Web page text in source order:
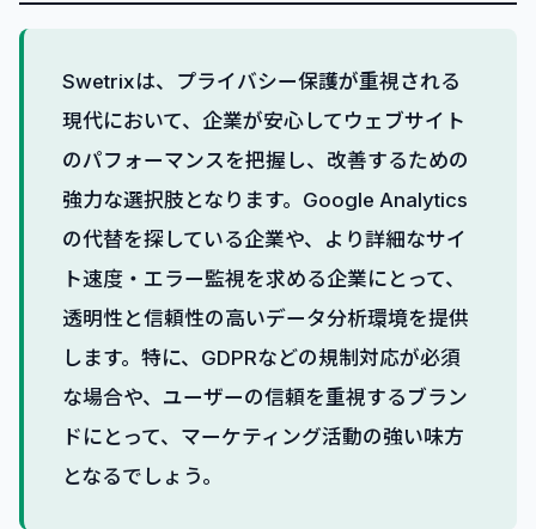
Swetrixは、プライバシー保護が重視される
現代において、企業が安心してウェブサイト
のパフォーマンスを把握し、改善するための
強力な選択肢となります。Google Analytics
の代替を探している企業や、より詳細なサイ
ト速度・エラー監視を求める企業にとって、
透明性と信頼性の高いデータ分析環境を提供
します。特に、GDPRなどの規制対応が必須
な場合や、ユーザーの信頼を重視するブラン
ドにとって、マーケティング活動の強い味方
となるでしょう。